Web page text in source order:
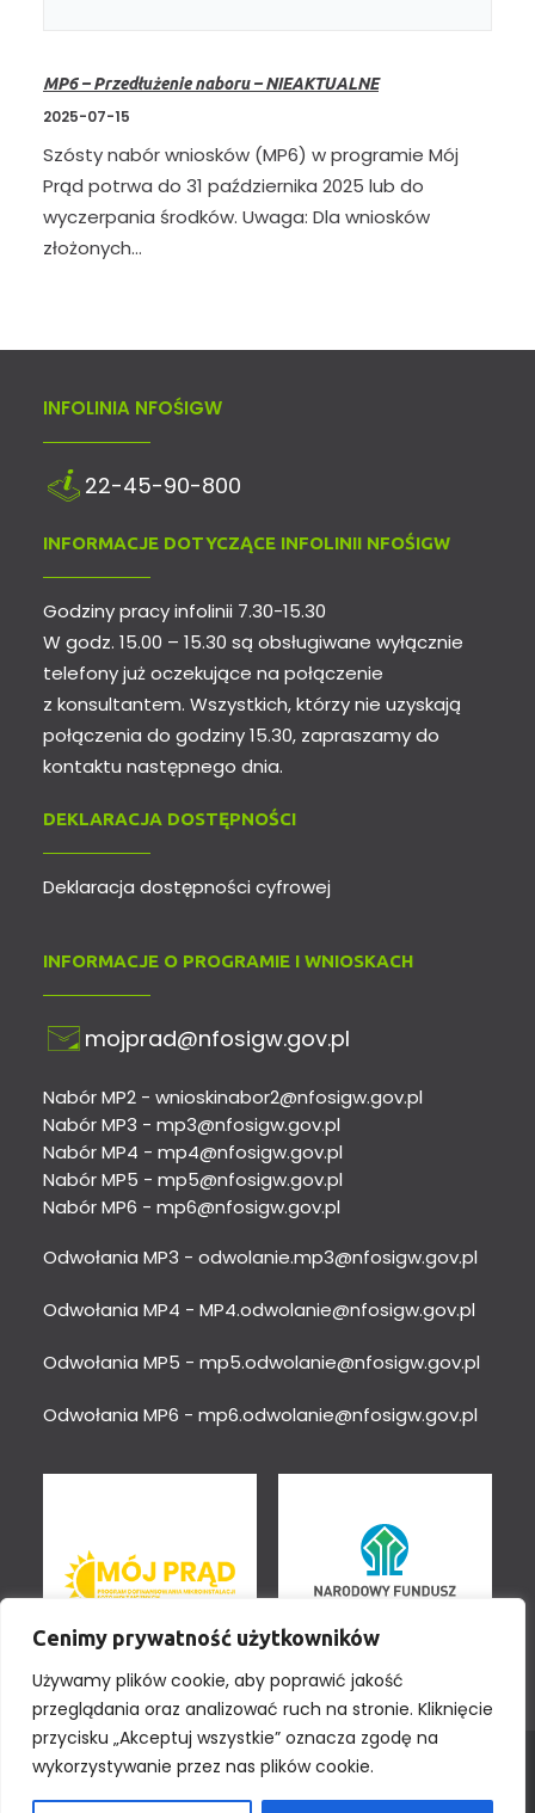
Cenimy prywatność użytkowników
Używamy plików cookie, aby poprawić jakość
przeglądania oraz analizować ruch na stronie. Kliknięcie
przycisku „Akceptuj wszystkie” oznacza zgodę na
wykorzystywanie przez nas plików cookie.
MP6 – Przedłużenie naboru – NIEAKTUALNE
2025-07-15
Szósty nabór wniosków (MP6) w programie Mój
Prąd potrwa do 31 października 2025 lub do
wyczerpania środków. Uwaga: Dla wniosków
złożonych…
INFOLINIA NFOŚIGW
22-45-90-800
INFORMACJE DOTYCZĄCE INFOLINII NFOŚIGW
Godziny pracy infolinii 7.30-15.30
W godz. 15.00 – 15.30 są obsługiwane wyłącznie
telefony już oczekujące na połączenie
z konsultantem. Wszystkich, którzy nie uzyskają
połączenia do godziny 15.30, zapraszamy do
kontaktu następnego dnia.
DEKLARACJA DOSTĘPNOŚCI
Deklaracja dostępności cyfrowej
INFORMACJE O PROGRAMIE I WNIOSKACH
mojprad@nfosigw.gov.pl
Nabór MP2 - wnioskinabor2@nfosigw.gov.pl
Nabór MP3 - mp3@nfosigw.gov.pl
Nabór MP4 - mp4@nfosigw.gov.pl
Nabór MP5 - mp5@nfosigw.gov.pl
Nabór MP6 - mp6@nfosigw.gov.pl
Odwołania MP3 - odwolanie.mp3@nfosigw.gov.pl
Odwołania MP4 - MP4.odwolanie@nfosigw.gov.pl
Odwołania MP5 - mp5.odwolanie@nfosigw.gov.pl
Odwołania MP6 - mp6.odwolanie@nfosigw.gov.pl
Wszystkie prawa zastrzeżone © 2025 mojprad.gov.pl